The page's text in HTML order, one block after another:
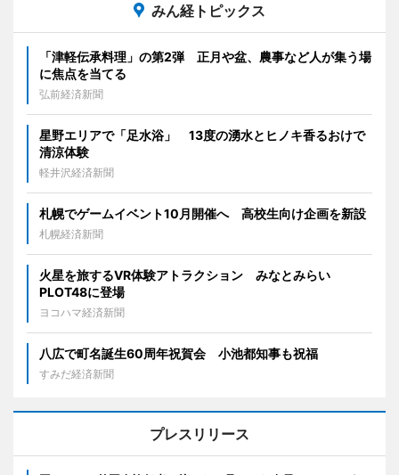
みん経トピックス
「津軽伝承料理」の第2弾 正月や盆、農事など人が集う場
に焦点を当てる
弘前経済新聞
星野エリアで「足水浴」 13度の湧水とヒノキ香るおけで
清涼体験
軽井沢経済新聞
札幌でゲームイベント10月開催へ 高校生向け企画を新設
札幌経済新聞
火星を旅するVR体験アトラクション みなとみらい
PLOT48に登場
ヨコハマ経済新聞
八広で町名誕生60周年祝賀会 小池都知事も祝福
すみだ経済新聞
プレスリリース